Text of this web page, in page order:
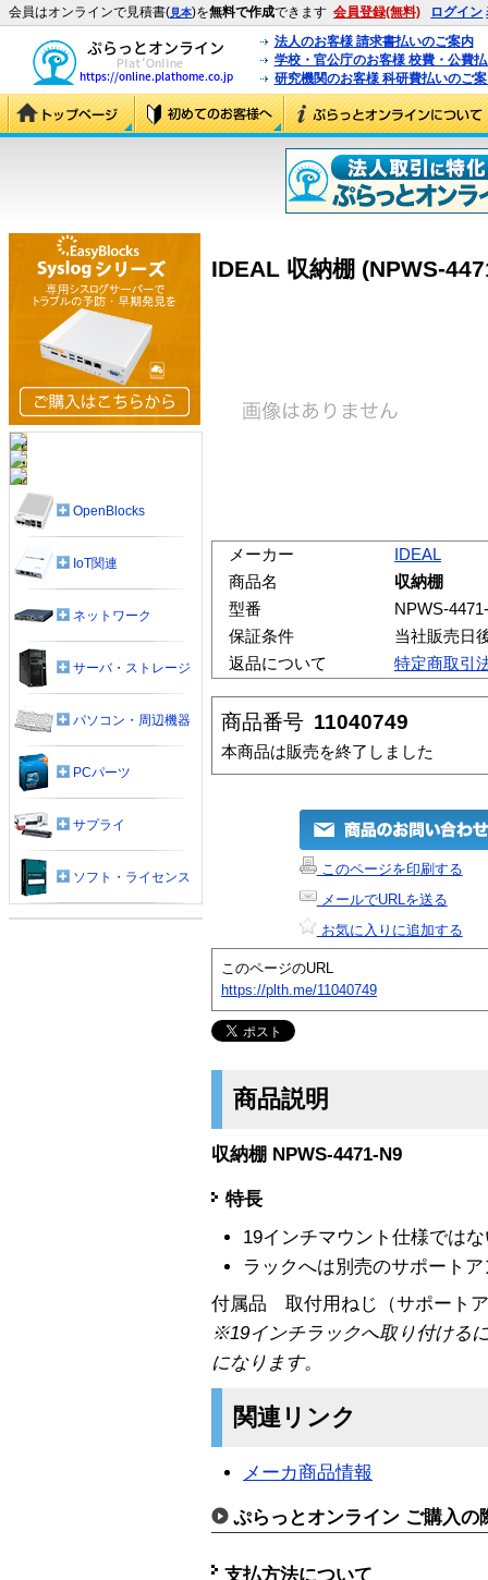
会員はオンラインで見積書(見本)を無料で作成できます 会員登録(無料) ログイン
法人のお客様 請求書払いのご案内
学校・官公庁のお客様 校費・公費
研究機関のお客様 科研費払いのご
IDEAL 収納棚 (NPWS-
メーカー
IDEAL
商品名
収納棚
型番
NPWS-
保証条件
当社販売日
返品について
特定商取引
商品番号 11040749
本商品は販売を終了しました
このページを印刷する
メールでURLを送る
お気に入りに追加する
このページのURL
https://plth.me/11040749
商品説明
収納棚 NPWS-4471-N9
特長
19インチマウント仕様では
ラックへは別売のサポート
付属品 取付用ねじ（サポート
※19インチラックへ取り付ける
になります。
関連リンク
メーカ商品情報
ぷらっとオンライン ご購入の
支払方法について
OpenBlocks
IoT関連
ネットワーク
サーバ・ストレージ
パソコン・周辺機器
PCパーツ
サプライ
ソフト・ライセンス